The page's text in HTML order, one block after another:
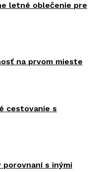
letné oblečenie pre
na prvom mieste
cestovanie s
porovnaní s inými